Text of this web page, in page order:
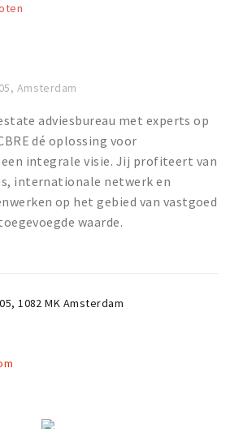
, Amsterdam
adviesbureau met experts op
dé oplossing voor
integrale visie. Jij profiteert van
internationale netwerk en
op het gebied van vastgoed
waarde.
,1082 MK Amsterdam